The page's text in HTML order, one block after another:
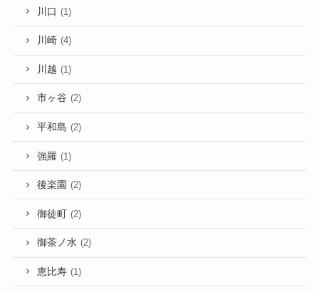
川口 (1)
川崎 (4)
川越 (1)
市ヶ谷 (2)
平和島 (2)
強羅 (1)
後楽園 (2)
御徒町 (2)
御茶ノ水 (2)
恵比寿 (1)